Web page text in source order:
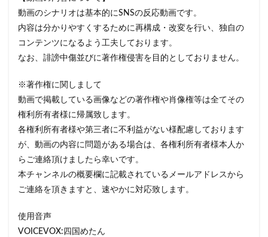
動画のシナリオは基本的にSNSの反応動画です。
内容は分かりやすくするために再構成・改変を行い、独自の
コンテンツになるよう工夫しております。
なお、誹謗中傷並びに著作権侵害を目的としておりません。
※著作権に関しまして
動画で掲載している画像などの著作権や肖像権等は全てその
権利所有者様に帰属致します。
各権利所有者様や第三者に不利益がない様配慮しております
が、動画の内容に問題がある場合は、各権利所有者様本人か
らご連絡頂けましたら幸いです。
本チャンネルの概要欄に記載されているメールアドレスから
ご連絡を頂きますと、速やかに対応致します。
使用音声
VOICEVOX:四国めたん